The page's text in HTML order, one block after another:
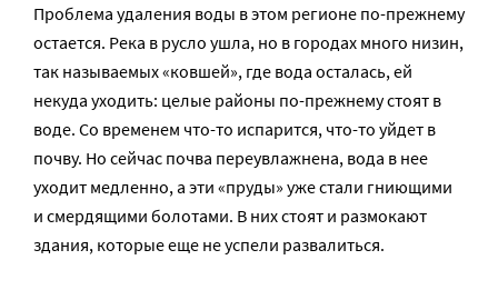
Проблема удаления воды в этом регионе по-прежнему
остается. Река в русло ушла, но в городах много низин,
так называемых «ковшей», где вода осталась, ей
некуда уходить: целые районы по-прежнему стоят в
воде. Со временем что-то испарится, что-то уйдет в
почву. Но сейчас почва переувлажнена, вода в нее
уходит медленно, а эти «пруды» уже стали гниющими
и смердящими болотами. В них стоят и размокают
здания, которые еще не успели развалиться.